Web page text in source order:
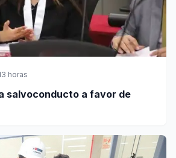
horas
salvoconducto a favor de